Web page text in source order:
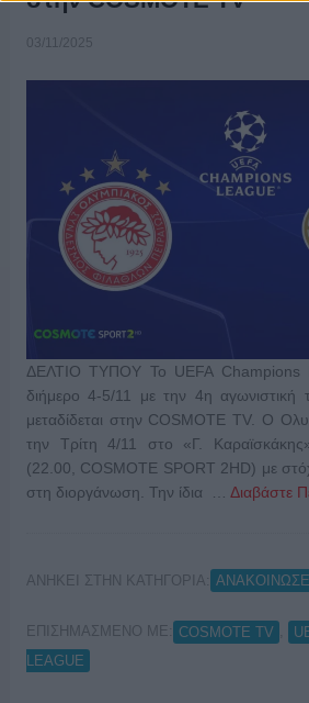
03/11/2025
ΔΕΛΤΙΟ ΤΥΠΟΥ Το UEFA Champions
διήμερο 4-5/11 με την 4η
μεταδίδεται στην COSMOTE TV. Ο
την Τρίτη 4/11 στο «Γ.
(22.00, COSMOTE SPORT 2HD) με
στη διοργάνωση. Την ίδια … Διαβάστε
ΑΝΗΚΕΙ ΣΤΗΝ ΚΑΤΗΓΟΡΙΑ:
ΕΠΙΣΗΜΑΣΜΕΝΟ ΜΕ: COSMOTE TV
LEAGUE